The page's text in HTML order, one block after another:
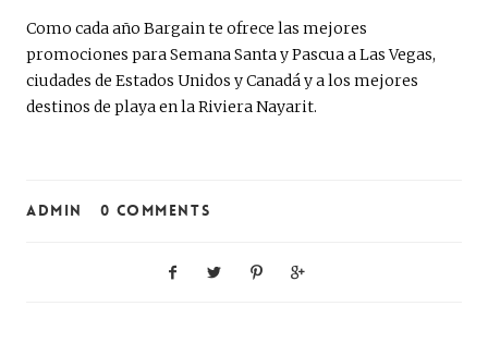
Como cada año Bargain te ofrece las mejores
promociones para Semana Santa y Pascua a Las Vegas,
ciudades de Estados Unidos y Canadá y a los mejores
destinos de playa en la Riviera Nayarit.
ADMIN 0 COMMENTS